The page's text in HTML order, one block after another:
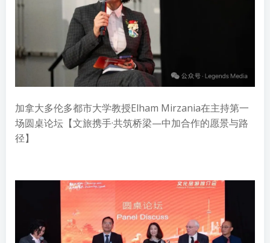
加拿大多伦多都市大学教授Elham Mirzania在主持第一
场圆桌论坛【文旅携手·共筑桥梁—中加合作的愿景与路
径】